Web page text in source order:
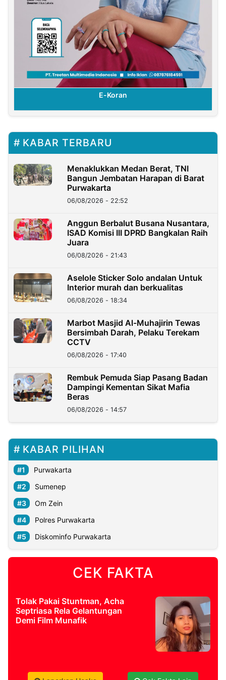
E-Koran
KABAR TERBARU
Menaklukkan Medan Berat, TNI
Bangun Jembatan Harapan di Barat
Purwakarta
06/08/2026 - 22:52
Anggun Berbalut Busana Nusantara,
ISAD Komisi III DPRD Bangkalan Raih
Juara
06/08/2026 - 21:43
Aselole Sticker Solo andalan Untuk
Interior murah dan berkualitas
06/08/2026 - 18:34
Marbot Masjid Al-Muhajirin Tewas
Bersimbah Darah, Pelaku Terekam
CCTV
06/08/2026 - 17:40
Rembuk Pemuda Siap Pasang Badan
Dampingi Kementan Sikat Mafia
Beras
06/08/2026 - 14:57
KABAR PILIHAN
Purwakarta
Sumenep
Om Zein
Polres Purwakarta
Diskominfo Purwakarta
CEK FAKTA
Tolak Pakai Stuntman, Acha
Septriasa Rela Gelantungan
Demi Film Munafik